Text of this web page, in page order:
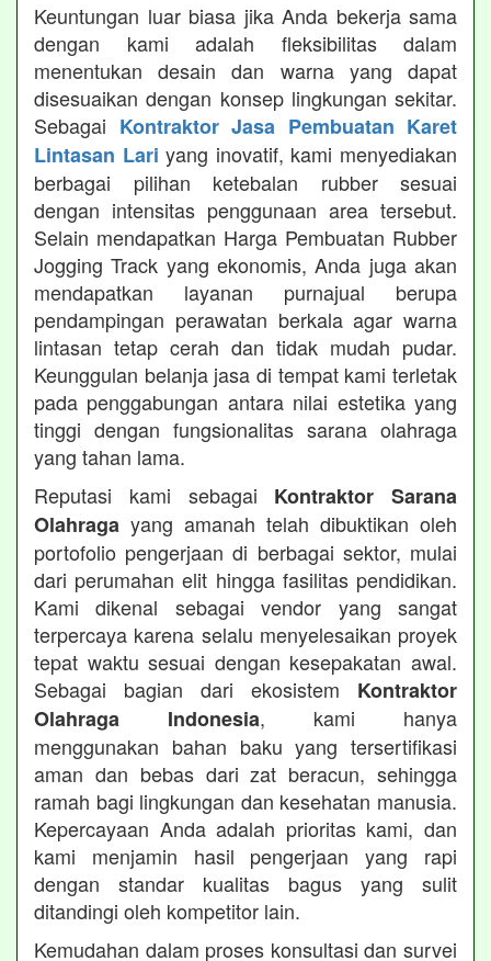
Keuntungan luar biasa jika Anda bekerja sama
dengan kami adalah fleksibilitas dalam
menentukan desain dan warna yang dapat
disesuaikan dengan konsep lingkungan sekitar.
Sebagai Kontraktor Jasa Pembuatan Karet
Lintasan Lari yang inovatif, kami menyediakan
berbagai pilihan ketebalan rubber sesuai
dengan intensitas penggunaan area tersebut.
Selain mendapatkan Harga Pembuatan Rubber
Jogging Track yang ekonomis, Anda juga akan
mendapatkan layanan purnajual berupa
pendampingan perawatan berkala agar warna
lintasan tetap cerah dan tidak mudah pudar.
Keunggulan belanja jasa di tempat kami terletak
pada penggabungan antara nilai estetika yang
tinggi dengan fungsionalitas sarana olahraga
yang tahan lama.
Reputasi kami sebagai Kontraktor Sarana
Olahraga yang amanah telah dibuktikan oleh
portofolio pengerjaan di berbagai sektor, mulai
dari perumahan elit hingga fasilitas pendidikan.
Kami dikenal sebagai vendor yang sangat
terpercaya karena selalu menyelesaikan proyek
tepat waktu sesuai dengan kesepakatan awal.
Sebagai bagian dari ekosistem Kontraktor
Olahraga Indonesia, kami hanya
menggunakan bahan baku yang tersertifikasi
aman dan bebas dari zat beracun, sehingga
ramah bagi lingkungan dan kesehatan manusia.
Kepercayaan Anda adalah prioritas kami, dan
kami menjamin hasil pengerjaan yang rapi
dengan standar kualitas bagus yang sulit
ditandingi oleh kompetitor lain.
Kemudahan dalam proses konsultasi dan survei